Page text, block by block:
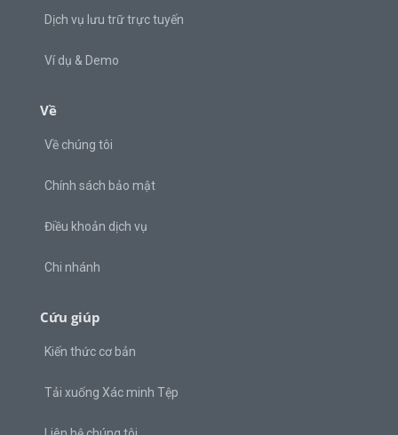
Dịch vụ lưu trữ trực tuyến
Ví dụ & Demo
Về
Về chúng tôi
Chính sách bảo mật
Điều khoản dịch vụ
Chi nhánh
Cứu giúp
Kiến thức cơ bản
Tải xuống Xác minh Tệp